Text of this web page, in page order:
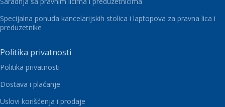
Specijalna ponuda kancelarijskih stolica i laptopova za pravna lica i
preduzetnike
Politika privatnosti
Politika privatnosti
Dostava i plaćanje
Uslovi korišćenja i prodaje